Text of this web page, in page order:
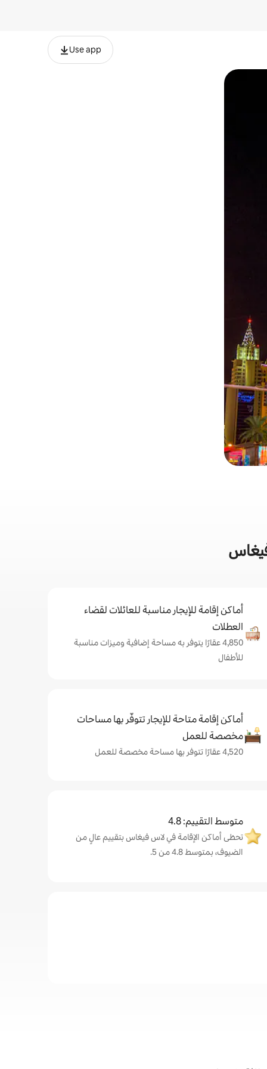
Use app
أماكن إقامة للإيجار مناسبة للعائلات لقضاء
العطلات
4,850 عقارًا يتوفر به مساحة إضافية وميزات مناسبة
للأطفال
أماكن إقامة متاحة للإيجار تتوفّر بها مساحات
مخصصة للعمل
4,520 عقارًا تتوفر بها مساحة مخصصة للعمل
متوسط التقييم: 4.8
تحظى أماكن الإقامة في لاس فيغاس بتقييم عالٍ من
الضيوف، بمتوسط 4.8 من 5.